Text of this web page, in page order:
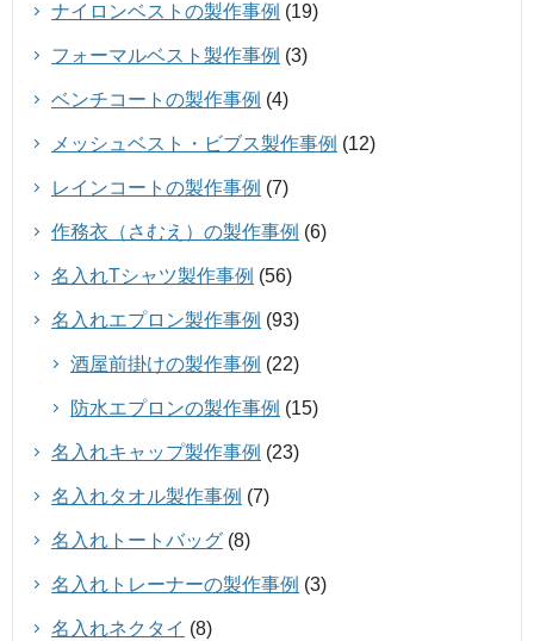
ナイロンベストの製作事例 (19)
フォーマルベスト製作事例 (3)
ベンチコートの製作事例 (4)
メッシュベスト・ビブス製作事例 (12)
レインコートの製作事例 (7)
作務衣（さむえ）の製作事例 (6)
名入れTシャツ製作事例 (56)
名入れエプロン製作事例 (93)
酒屋前掛けの製作事例 (22)
防水エプロンの製作事例 (15)
名入れキャップ製作事例 (23)
名入れタオル製作事例 (7)
名入れトートバッグ (8)
名入れトレーナーの製作事例 (3)
名入れネクタイ (8)